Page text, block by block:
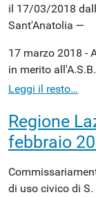
il 17/03/2018
Sant'Anatolia —
17 marzo 2018 -
in merito
Leggi il resto…
Regione
febbraio
di uso civico di